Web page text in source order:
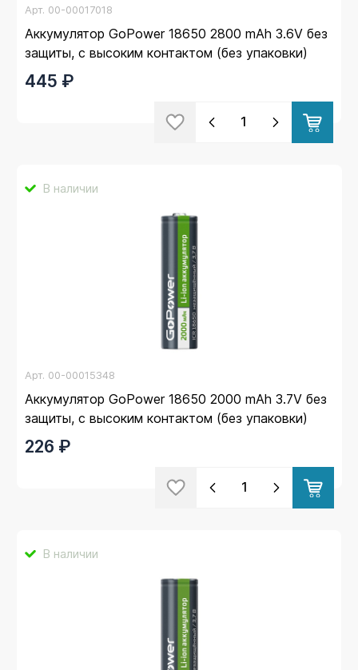
Арт. 00-00017018
Аккумулятор GoPower 18650 2800 mAh 3.6V без
защиты, с высоким контактом (без упаковки)
445 ₽
В наличии
Арт. 00-00015348
Аккумулятор GoPower 18650 2000 mAh 3.7V без
защиты, с высоким контактом (без упаковки)
226 ₽
В наличии